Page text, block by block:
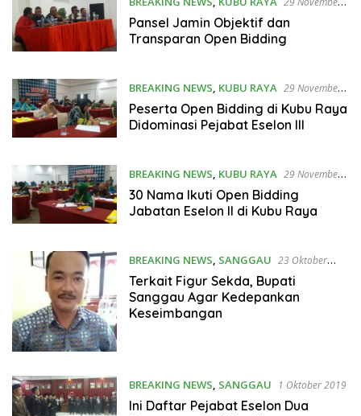
2019
Pansel Jamin Objektif dan
Transparan Open Bidding
BREAKING NEWS, KUBU RAYA 29 November
2019
Peserta Open Bidding di Kubu Raya
Didominasi Pejabat Eselon III
BREAKING NEWS, KUBU RAYA 29 November
2019
30 Nama Ikuti Open Bidding
Jabatan Eselon II di Kubu Raya
BREAKING NEWS, SANGGAU 23 Oktober
2019
Terkait Figur Sekda, Bupati
Sanggau Agar Kedepankan
Keseimbangan
BREAKING NEWS, SANGGAU 1 Oktober 2019
Ini Daftar Pejabat Eselon Dua